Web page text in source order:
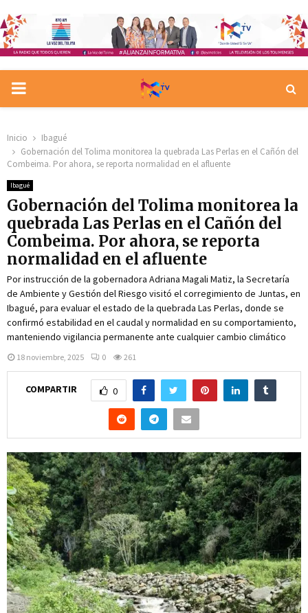
PRIMARY
Inicio
Ibagué
Gobernación del Tolima monitorea la quebrada Las Perlas en el Cañón del
Combeima. Por ahora, se reporta normalidad en el afluente
Ibagué
Gobernación del Tolima monitorea la
quebrada Las Perlas en el Cañón del
Combeima. Por ahora, se reporta
normalidad en el afluente
Por instrucción de la gobernadora Adriana Magali Matiz, la Secretaría
de Ambiente y Gestión del Riesgo visitó el corregimiento de Juntas, en
Ibagué, para evaluar el estado de la quebrada Las Perlas, donde se
confirmó estabilidad en el caudal y normalidad en su comportamiento,
manteniendo vigilancia permanente ante cualquier cambio climático
18 noviembre, 2025 0 261
COMPARTIR 0